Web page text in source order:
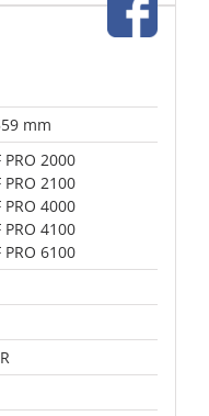
mm
PRO 2000
PRO 2100
PRO 4000
PRO 4100
PRO 6100